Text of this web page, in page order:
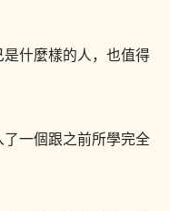
什麼樣的人，也值得
一個跟之前所學完全